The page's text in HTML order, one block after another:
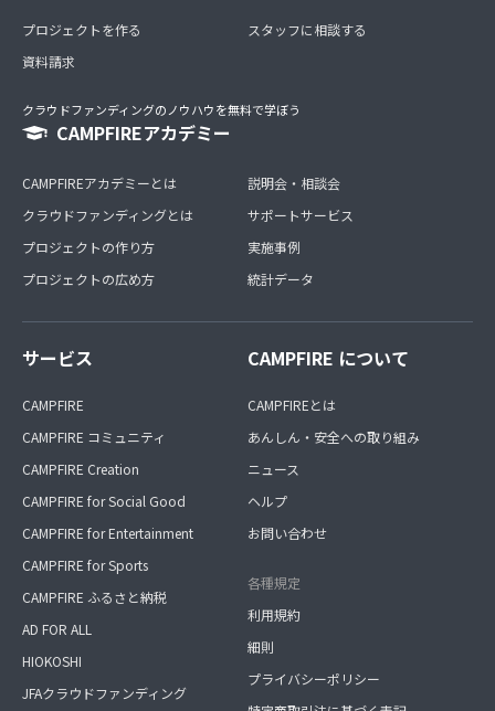
プロジェクトを作る
資料請求
スタッフに相談する
クラウドファンディングのノウハウを無料で学ぼう
CAMPFIREアカデミー
CAMPFIREアカデミーとは
クラウドファンディングとは
プロジェクトの作り方
プロジェクトの広め方
説明会・相談会
サポートサービス
実施事例
統計データ
サービス
CAMPFIRE
CAMPFIRE コミュニティ
CAMPFIRE Creation
CAMPFIRE for Social Good
CAMPFIRE for Entertainment
CAMPFIRE for Sports
CAMPFIRE ふるさと納税
AD FOR ALL
HIOKOSHI
JFAクラウドファンディング
CAMPFIRE について
CAMPFIREとは
あんしん・安全への取り組み
ニュース
ヘルプ
お問い合わせ
各種規定
利用規約
細則
プライバシーポリシー